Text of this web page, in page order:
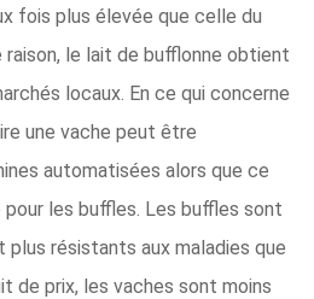
fois plus élevée que celle du
le lait de bufflonne obtient
locaux. En ce qui concerne
une vache peut être
automatisées alors que ce
les buffles. Les buffles sont
plus résistants aux maladies que
de prix, les vaches sont moins